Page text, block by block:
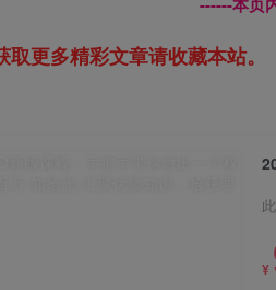
更多精彩文章请收藏本站。
¥